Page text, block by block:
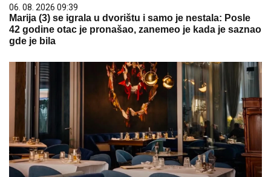
06. 08. 2026 09:39
Marija (3) se igrala u dvorištu i samo je nestala: Posle
42 godine otac je pronašao, zanemeo je kada je saznao
gde je bila